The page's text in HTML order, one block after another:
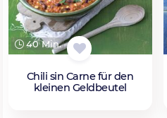
40 Min.
Chili sin Carne für den
kleinen Geldbeutel